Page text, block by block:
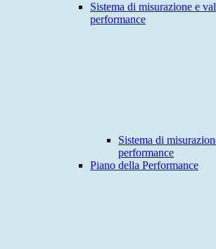
Sistema di misurazione e
performance
Sistema di
performance
Piano della Performance